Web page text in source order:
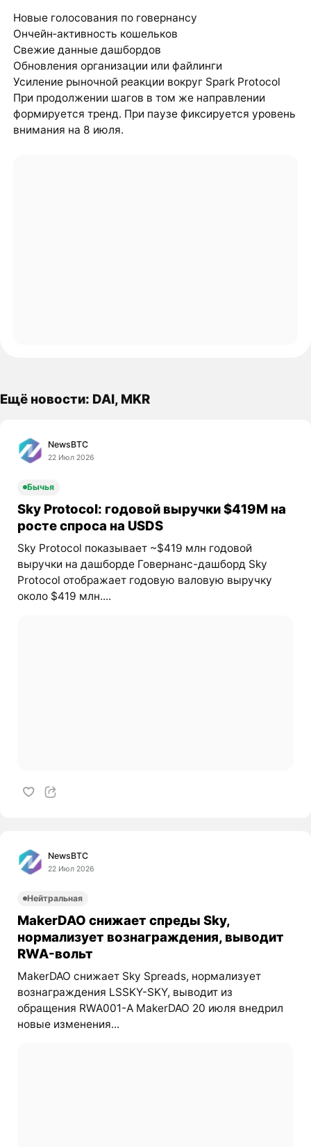
Новые голосования по говернансу
Ончейн‑активность кошельков
Свежие данные дашбордов
Обновления организации или файлинги
Усиление рыночной реакции вокруг Spark Protocol
При продолжении шагов в том же направлении
формируется тренд. При паузе фиксируется уровень
внимания на 8 июля.
Ещё новости: DAI, MKR
NewsBTC
22 Июл 2026
Бычья
Sky Protocol: годовой выручки $419M на
росте спроса на USDS
Sky Protocol показывает ~$419 млн годовой
выручки на дашборде Говернанс-дашборд Sky
Protocol отображает годовую валовую выручку
около $419 млн....
NewsBTC
22 Июл 2026
Нейтральная
MakerDAO снижает спреды Sky,
нормализует вознаграждения, выводит
RWA-вольт
MakerDAO снижает Sky Spreads, нормализует
вознаграждения LSSKY-SKY, выводит из
обращения RWA001-A MakerDAO 20 июля внедрил
новые изменения...